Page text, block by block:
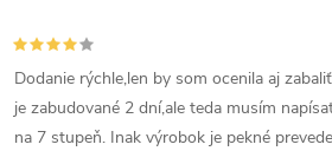
r
v
Dodanie rýchle,len by som ocenila aj
je zabudované 2 dní,ale teda musím
na 7 stupeň. Inak výrobok je pekné